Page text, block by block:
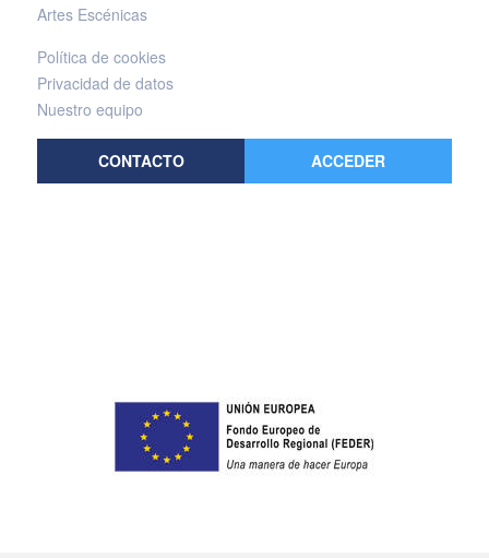
Artes Escénicas
Política de cookies
Privacidad de datos
Nuestro equipo
CONTACTO ACCEDER